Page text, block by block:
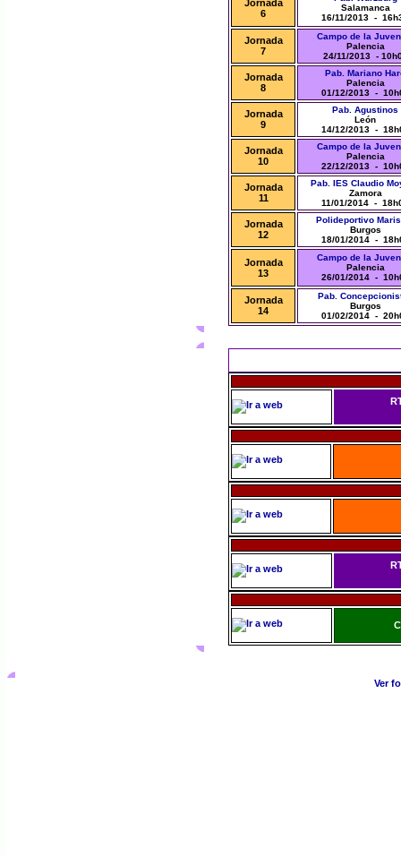
Jornada
6
Salamanca
16/11/2013 -
Jornada
7
Campo de la
Palencia
24/11/2013 -
Jornada
8
Pab. Mariano
Palencia
01/12/2013 -
Jornada
9
Pab. Agustinos
León
14/12/2013 -
Jornada
10
Campo de la
Palencia
22/12/2013 -
Jornada
11
Pab. IES Claudio
Zamora
11/01/2014 -
Jornada
12
Polideportivo
Burgos
18/01/2014 -
Jornada
13
Campo de la
Palencia
26/01/2014 -
Jornada
14
Pab.
Burgos
01/02/2014 -
Ver